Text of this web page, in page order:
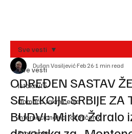
Sve vesti
Istaknuto
Domaća takmičenja
Internacionalna takmičenja
Sve vesti
ODREĐEN SASTAV
SELEKCIJE SRBIJE ZA
BUDVI: Mirko Ždralo
Dušan Vasiljević Feb 26 1 min read